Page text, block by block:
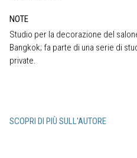
NOTE
Studio per la decorazione del
Bangkok; fa parte di una serie di
private.
SCOPRI DI PIÙ SULL'AUTORE